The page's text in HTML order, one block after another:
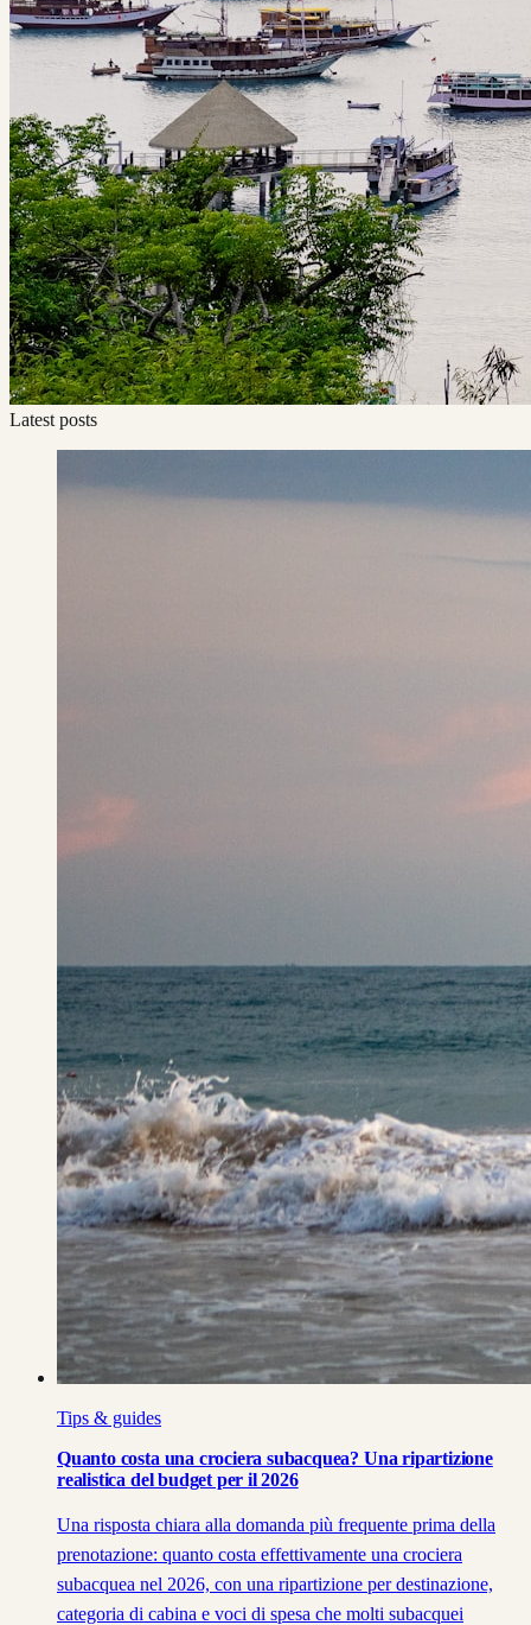
Latest posts
Tips & guides
Quanto costa una crociera subacquea? Una ripartizione
realistica del budget per il 2026
Una risposta chiara alla domanda più frequente prima della
prenotazione: quanto costa effettivamente una crociera
subacquea nel 2026, con una ripartizione per destinazione,
categoria di cabina e voci di spesa che molti subacquei